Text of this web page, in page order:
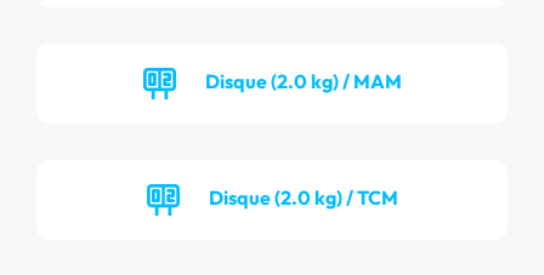
Disque (2.0 kg) / MAM
Disque (2.0 kg) / TCM